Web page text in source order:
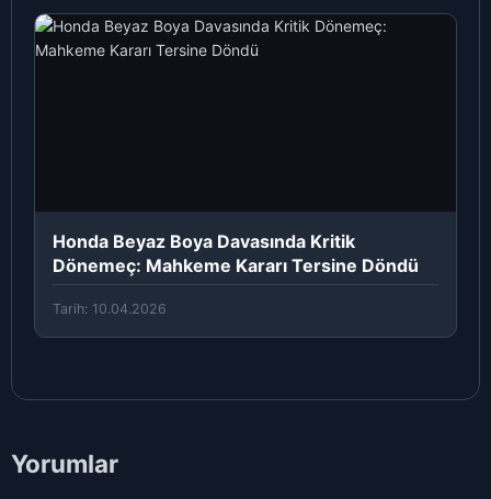
Honda Beyaz Boya Davasında Kritik
Dönemeç: Mahkeme Kararı Tersine Döndü
Tarih: 10.04.2026
Yorumlar